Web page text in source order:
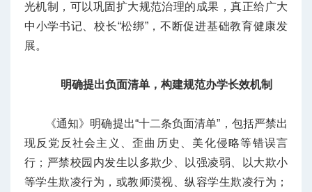
光机制，可以巩固扩大规范治理的成果，真正给广大
中小学书记、校长“松绑”，不断促进基础教育健康发
展。
明确提出负面清单，构建规范办学长效机制
《通知》明确提出“十二条负面清单”，包括严禁出
现反党反社会主义、歪曲历史、美化侵略等错误言
行；严禁校园内发生以多欺少、以强凌弱、以大欺小
等学生欺凌行为，或教师漠视、纵容学生欺凌行为；